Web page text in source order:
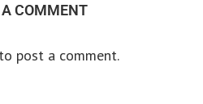
A COMMENT
to post a comment.